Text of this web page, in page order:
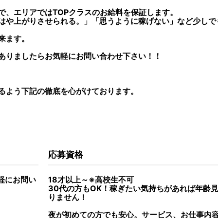
エリアではTOPクラスのお給料を保証します。
上がりさせられる。」「思うように稼げない」など少し
す。
ましたらお気軽にお問い合わせ下さい！！
う下記の徹底を心がけております。
にお問い
応募資格
18才以上～※高校生不可
30代の方もOK！稼ぎたい気持ちがあれば年齢
りません！
夜が初めての方でも安心。サービス、お仕事内